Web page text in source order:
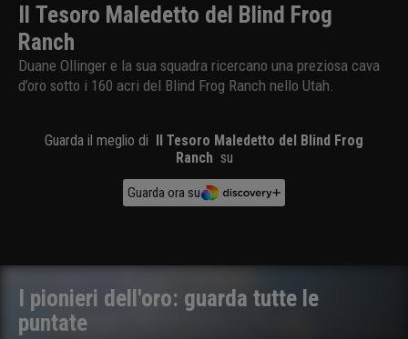
Il Tesoro Maledetto del Blind Frog
Ranch
Duane Ollinger e la sua squadra ricercano una preziosa cava
d’oro sotto i 160 acri del Blind Frog Ranch nello Utah.
Guarda il meglio di Il Tesoro Maledetto del Blind Frog
Ranch su
Guarda ora su
I pionieri dell'oro: guarda tutte le
puntate